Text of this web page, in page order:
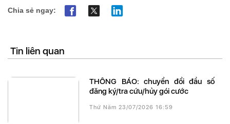
Chia sẻ ngay:
Tin liên quan
THÔNG BÁO: chuyển đổi đầu số
đăng ký/tra cứu/hủy gói cước
Thứ Năm 23/07/2026 16:59